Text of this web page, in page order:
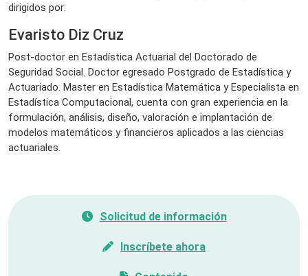
dirigidos por:
Evaristo Diz Cruz
Post-doctor en Estadística Actuarial del Doctorado de
Seguridad Social. Doctor egresado Postgrado de Estadística y
Actuariado. Master en Estadística Matemática y Especialista en
Estadística Computacional, cuenta con gran experiencia en la
formulación, análisis, diseño, valoración e implantación de
modelos matemáticos y financieros aplicados a las ciencias
actuariales.
Solicitud de información
Inscríbete ahora